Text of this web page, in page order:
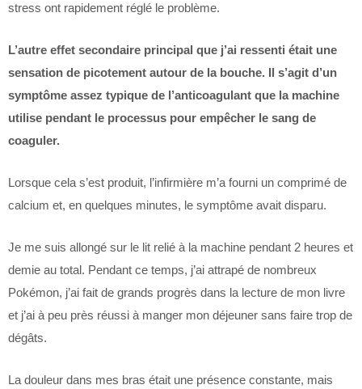
stress ont rapidement réglé le problème.
L’autre effet secondaire principal que j’ai ressenti était une
sensation de picotement autour de la bouche. Il s’agit d’un
symptôme assez typique de l’anticoagulant que la machine
utilise pendant le processus pour empêcher le sang de
coaguler.
Lorsque cela s’est produit, l’infirmière m’a fourni un comprimé de
calcium et, en quelques minutes, le symptôme avait disparu.
Je me suis allongé sur le lit relié à la machine pendant 2 heures et
demie au total. Pendant ce temps, j’ai attrapé de nombreux
Pokémon, j’ai fait de grands progrès dans la lecture de mon livre
et j’ai à peu près réussi à manger mon déjeuner sans faire trop de
dégâts.
La douleur dans mes bras était une présence constante, mais